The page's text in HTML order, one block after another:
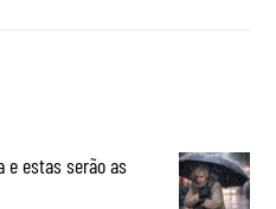
e estas serão as